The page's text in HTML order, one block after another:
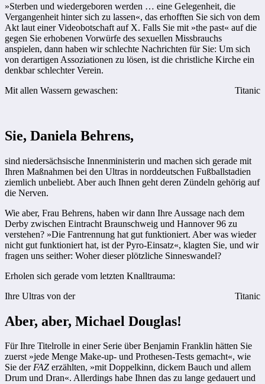
»Sterben und wiedergeboren werden … eine Gelegenheit, die
Vergangenheit hinter sich zu lassen«, das erhofften Sie sich von dem
Akt laut einer Videobotschaft auf X. Falls Sie mit »the past« auf die
gegen Sie erhobenen Vorwürfe des sexuellen Missbrauchs
anspielen, dann haben wir schlechte Nachrichten für Sie: Um sich
von derartigen Assoziationen zu lösen, ist die christliche Kirche ein
denkbar schlechter Verein.
Mit allen Wassern gewaschen:
Titanic
Sie, Daniela Behrens,
sind niedersächsische Innenministerin und machen sich gerade mit
Ihren Maßnahmen bei den Ultras in norddeutschen Fußballstadien
ziemlich unbeliebt. Aber auch Ihnen geht deren Zündeln gehörig auf
die Nerven.
Wie aber, Frau Behrens, haben wir dann Ihre Aussage nach dem
Derby zwischen Eintracht Braunschweig und Hannover 96 zu
verstehen? »Die Fantrennung hat gut funktioniert. Aber was wieder
nicht gut funktioniert hat, ist der Pyro-Einsatz«, klagten Sie, und wir
fragen uns seither: Woher dieser plötzliche Sinneswandel?
Erholen sich gerade vom letzten Knalltrauma:
Ihre Ultras von der
Titanic
Aber, aber, Michael Douglas!
Für Ihre Titelrolle in einer Serie über Benjamin Franklin hätten Sie
zuerst »jede Menge Make-up- und Prothesen-Tests gemacht«, wie
Sie derFAZ erzählten, »mit Doppelkinn, dickem Bauch und allem
Drum und Dran«. Allerdings habe Ihnen das zu lange gedauert und